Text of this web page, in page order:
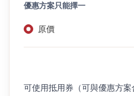
優惠方案只能擇一
原價
可使用抵用券（可與優惠方案